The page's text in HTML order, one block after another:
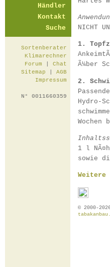
Händler
Kontakt
Suche
Sortenberater
Klimarechner
Forum
Chat
Sitemap
AGB
Impressum
N° 0011660359
NICHT
1.
Ã¼ber
2.
Hydro-
1 l
sowie
Weitere
© 2000-